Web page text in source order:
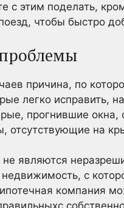
с этим поделать,
чтобы быстро
причина, по
легко исправить,
прогнившие
отсутствующие на
являются
недвижимость, с
компания